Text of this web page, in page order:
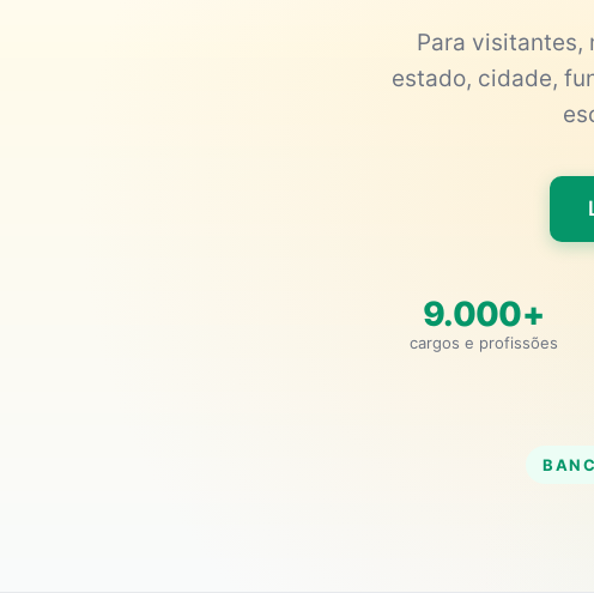
Para visitantes,
estado, cidade,
9.000+
cargos e profissões